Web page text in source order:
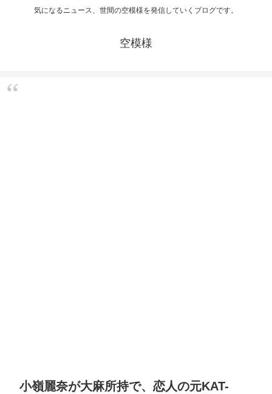
気になるニュース、世間の空模様を発信していくブログです。
空模様
小嶺麗奈が大麻所持で、恋人の元KAT-